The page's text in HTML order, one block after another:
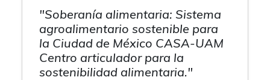
"Soberanía alimentaria: Sistema
agroalimentario sostenible para
la Ciudad de México CASA-UAM
Centro articulador para la
sostenibilidad alimentaria."